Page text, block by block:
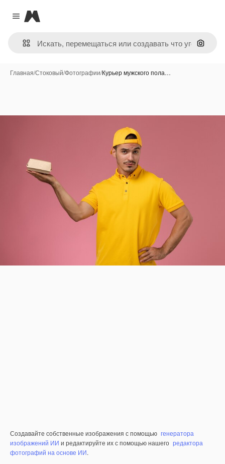
Close menu
Magnific
Поиск
Главная/Стоковый/Фотографии/Курьер мужского пола…
Создавайте собственные изображения с помощью генератора
изображений ИИ и редактируйте их с помощью нашего редактора
фотографий на основе ИИ.